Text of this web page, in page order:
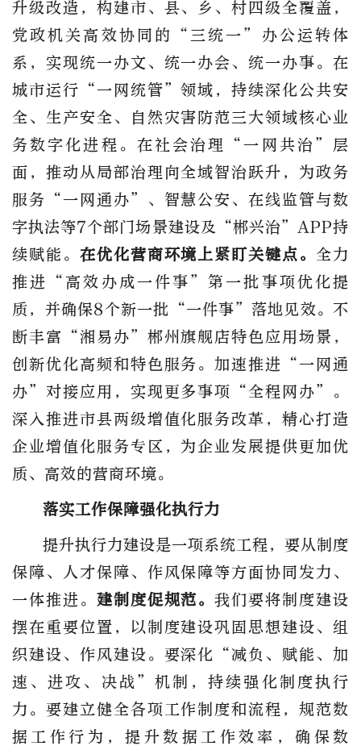
升级改造，构建市、县、乡、村四级全覆盖，
党政机关高效协同的“三统一”办公运转体
系，实现统一办文、统一办会、统一办事。在
城市运行“一网统管”领域，持续深化公共安
全、生产安全、自然灾害防范三大领域核心业
务数字化进程。在社会治理“一网共治”层
面，推动从局部治理向全域智治跃升，为政务
服务“一网通办”、智慧公安、在线监管与数
字执法等7个部门场景建设及“郴兴治”APP持
续赋能。 在优化营商环境上紧盯关键点。 全力
推进“高效办成一件事”第一批事项优化提
质，并确保8个新一批“一件事”落地见效。不
断丰富“湘易办”郴州旗舰店特色应用场景，
创新优化高频和特色服务。加速推进“一网通
办”对接应用，实现更多事项“全程网办”。
深入推进市县两级增值化服务改革，精心打造
企业增值化服务专区，为企业发展提供更加优
质、高效的营商环境。
落实工作保障强化执行力
提升执行力建设是一项系统工程，要从制度
保障、人才保障、作风保障等方面协同发力、
一体推进。 建制度促规范。我们要将制度建设
摆在重要位置，以制度建设巩固思想建设、组
织建设、作风建设。要深化“减负、赋能、加
速、进攻、决战”机制，持续强化制度执行
力。要建立健全各项工作制度和流程，规范数
据工作行为，提升数据工作效率，确保数